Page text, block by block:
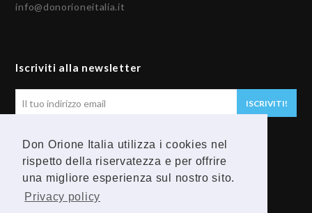
Don Orione Italia utilizza i cookies nel
rispetto della riservatezza e per offrire
una migliore esperienza sul nostro sito.
Privacy policy
info@donorioneitalia.it
Iscriviti alla newsletter
email
ISCRIVITI!
Seguici
F